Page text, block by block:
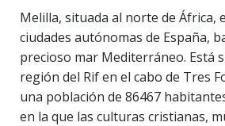
Melilla, situada al norte de África,
ciudades autónomas de España,
precioso mar Mediterráneo. Está
región del Rif en el cabo de Tres
una población de 86467
en la que las culturas cristianas,